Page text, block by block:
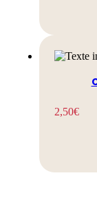
2,50€